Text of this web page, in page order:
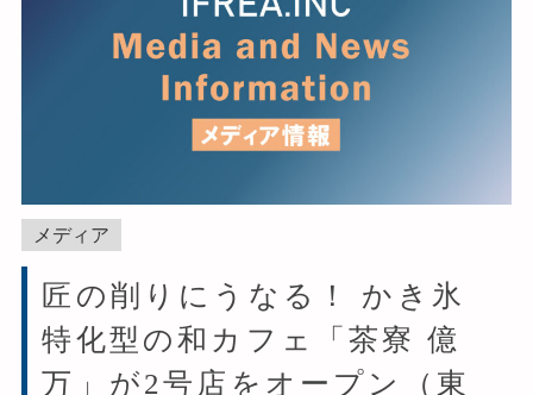
メディア
匠の削りにうなる！ かき氷
特化型の和カフェ「茶寮 億
万」が2号店をオープン（東